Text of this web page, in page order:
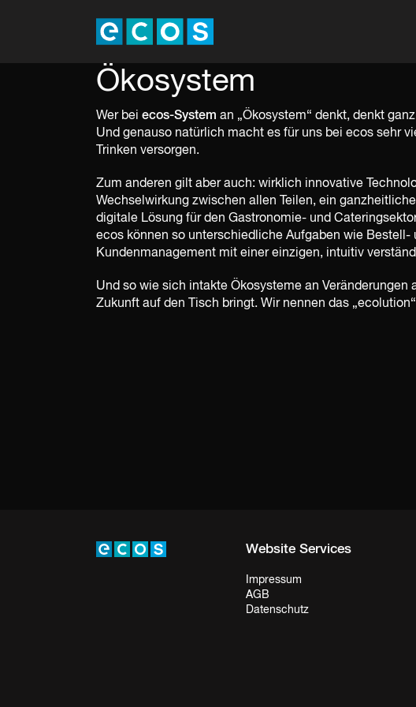
Ökosystem
Wer bei ecos-System an „Ökosystem“ denkt, denkt
Und genauso natürlich macht es für uns bei ecos sehr
Trinken versorgen.
Zum anderen gilt aber auch: wirklich innovative
Wechselwirkung zwischen allen Teilen, ein
digitale Lösung für den Gastronomie- und
ecos können so unterschiedliche Aufgaben wie
Kundenmanagement mit einer einzigen, intuitiv
Und so wie sich intakte Ökosysteme an
Zukunft auf den Tisch bringt. Wir nennen das
Website Services
Impressum
AGB
Datenschutz